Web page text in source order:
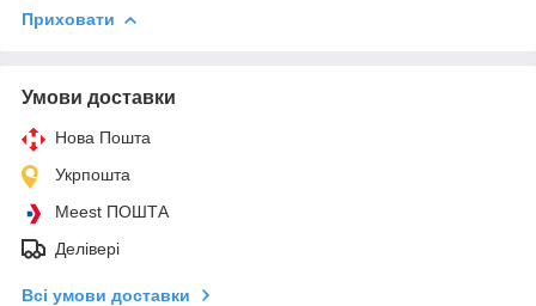
Приховати
Умови доставки
Нова Пошта
Укрпошта
Meest ПОШТА
Делівері
Всі умови доставки